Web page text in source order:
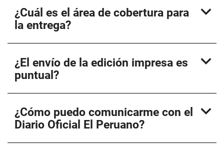
¿Cuál es el área de cobertura para
la entrega?
expand_more
¿El envío de la edición impresa es
puntual?
expand_more
¿Cómo puedo comunicarme con el
Diario Oficial El Peruano?
expand_more